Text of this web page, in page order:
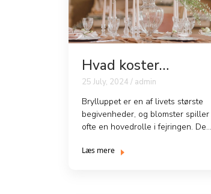
Hvad koster
blomster til et
bryllup?
25 July, 2024 / admin
Brylluppet er en af livets største
begivenheder, og blomster spiller
ofte en hovedrolle i fejringen. De
Læs mere